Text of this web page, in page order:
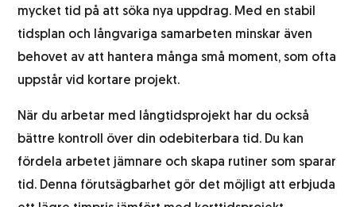
mycket tid på att söka nya uppdrag. Med en stabil
tidsplan och långvariga samarbeten minskar även
behovet av att hantera många små moment, som ofta
uppstår vid kortare projekt.
När du arbetar med långtidsprojekt har du också
bättre kontroll över din odebiterbara tid. Du kan
fördela arbetet jämnare och skapa rutiner som sparar
tid. Denna förutsägbarhet gör det möjligt att erbjuda